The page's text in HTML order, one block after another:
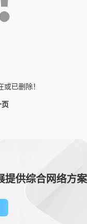
已删除！
提供综合网络方案